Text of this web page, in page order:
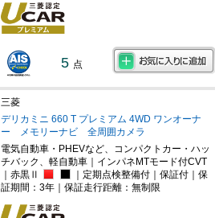
5 点
三菱
デリカミニ 660 T プレミアム 4WD ワンオーナ
ー メモリーナビ 全周囲カメラ
電気自動車・PHEVなど、コンパクトカー・ハッ
チバック、軽自動車｜インパネMTモード付CVT
｜赤黒Ⅱ
｜定期点検整備付｜保証付｜保
証期間：3年｜保証走行距離：無制限